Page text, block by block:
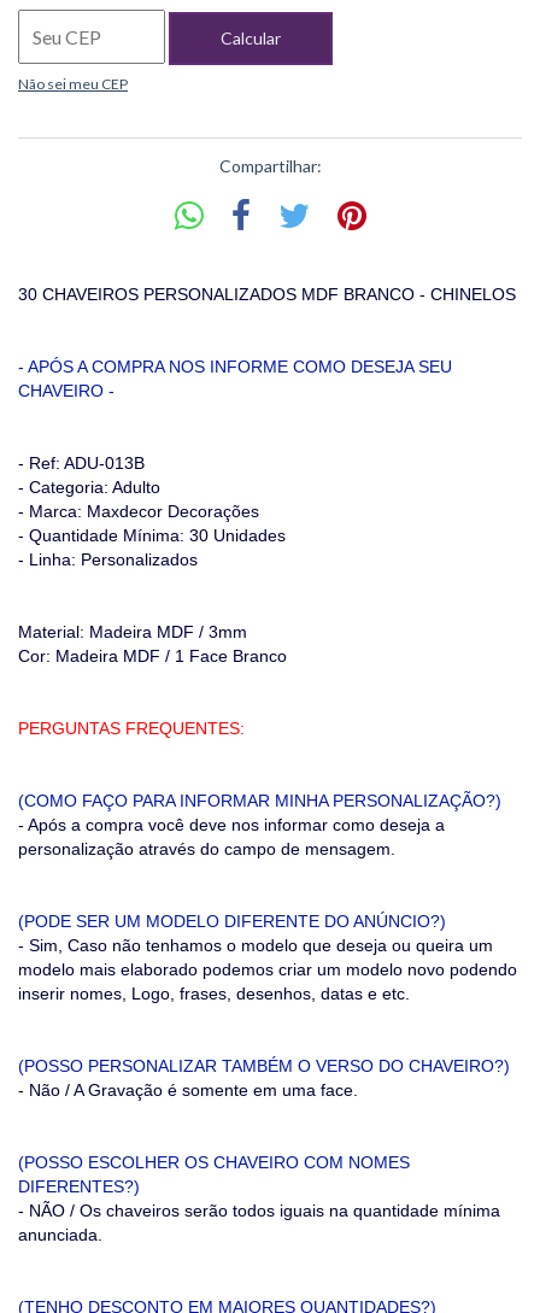
Calcular
Não sei meu CEP
Compartilhar:
30 CHAVEIROS PERSONALIZADOS MDF BRANCO - CHINELOS
- APÓS A COMPRA NOS INFORME COMO DESEJA SEU
CHAVEIRO -
- Ref: ADU-013B
- Categoria: Adulto
- Marca: Maxdecor Decorações
- Quantidade Mínima: 30 Unidades
- Linha: Personalizados
Material: Madeira MDF / 3mm
Cor: Madeira MDF / 1 Face Branco
PERGUNTAS FREQUENTES:
(COMO FAÇO PARA INFORMAR MINHA PERSONALIZAÇÃO?)
- Após a compra você deve nos informar como deseja a
personalização através do campo de mensagem.
(PODE SER UM MODELO DIFERENTE DO ANÚNCIO?)
- Sim, Caso não tenhamos o modelo que deseja ou queira um
modelo mais elaborado podemos criar um modelo novo podendo
inserir nomes, Logo, frases, desenhos, datas e etc.
(POSSO PERSONALIZAR TAMBÉM O VERSO DO CHAVEIRO?)
- Não / A Gravação é somente em uma face.
(POSSO ESCOLHER OS CHAVEIRO COM NOMES
DIFERENTES?)
- NÃO / Os chaveiros serão todos iguais na quantidade mínima
anunciada.
(TENHO DESCONTO EM MAIORES QUANTIDADES?)